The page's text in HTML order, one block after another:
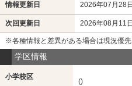
情報更新日 2026年07月28日
次回更新日 2026年08月11日
※各種情報と差異がある場合は現況優
学区情報
小学校区
()